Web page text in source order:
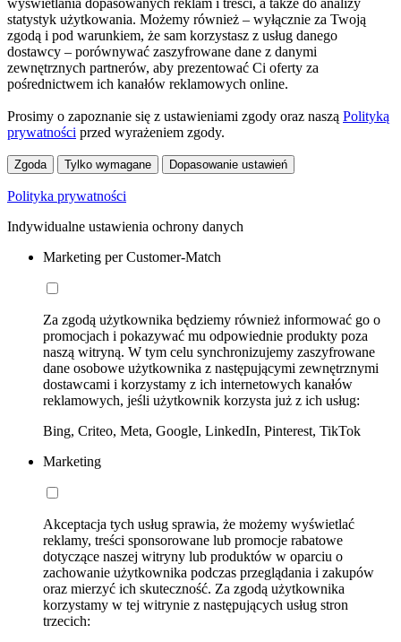
statystyk użytkowania. Możemy również – wyłącznie za Twoją
zgodą i pod warunkiem, że sam korzystasz z usług danego
dostawcy – porównywać zaszyfrowane dane z danymi
zewnętrznych partnerów, aby prezentować Ci oferty za
pośrednictwem ich kanałów reklamowych online.
Prosimy o zapoznanie się z ustawieniami zgody oraz naszą Polityką
prywatności przed wyrażeniem zgody.
Zgoda Tylko wymagane Dopasowanie ustawień
Polityka prywatności
Indywidualne ustawienia ochrony danych
Marketing per Customer-Match
Za zgodą użytkownika będziemy również informować go o
promocjach i pokazywać mu odpowiednie produkty poza
naszą witryną. W tym celu synchronizujemy zaszyfrowane
dane osobowe użytkownika z następującymi zewnętrznymi
dostawcami i korzystamy z ich internetowych kanałów
reklamowych, jeśli użytkownik korzysta już z ich usług:
Bing, Criteo, Meta, Google, LinkedIn, Pinterest, TikTok
Marketing
Akceptacja tych usług sprawia, że możemy wyświetlać
reklamy, treści sponsorowane lub promocje rabatowe
dotyczące naszej witryny lub produktów w oparciu o
zachowanie użytkownika podczas przeglądania i zakupów
oraz mierzyć ich skuteczność. Za zgodą użytkownika
korzystamy w tej witrynie z następujących usług stron
trzecich: